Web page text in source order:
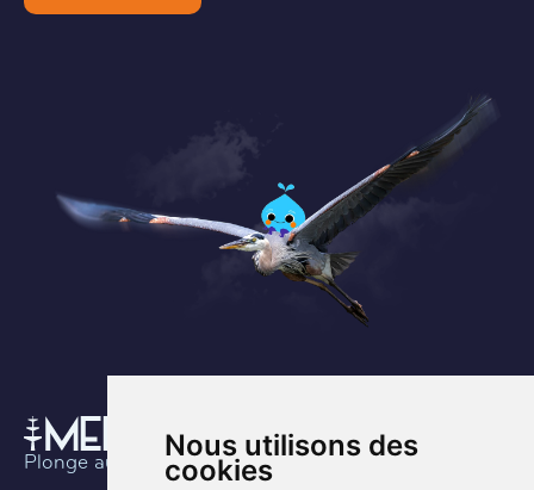
Nous utilisons des
cookies
Plonge au coeur de l’histoire